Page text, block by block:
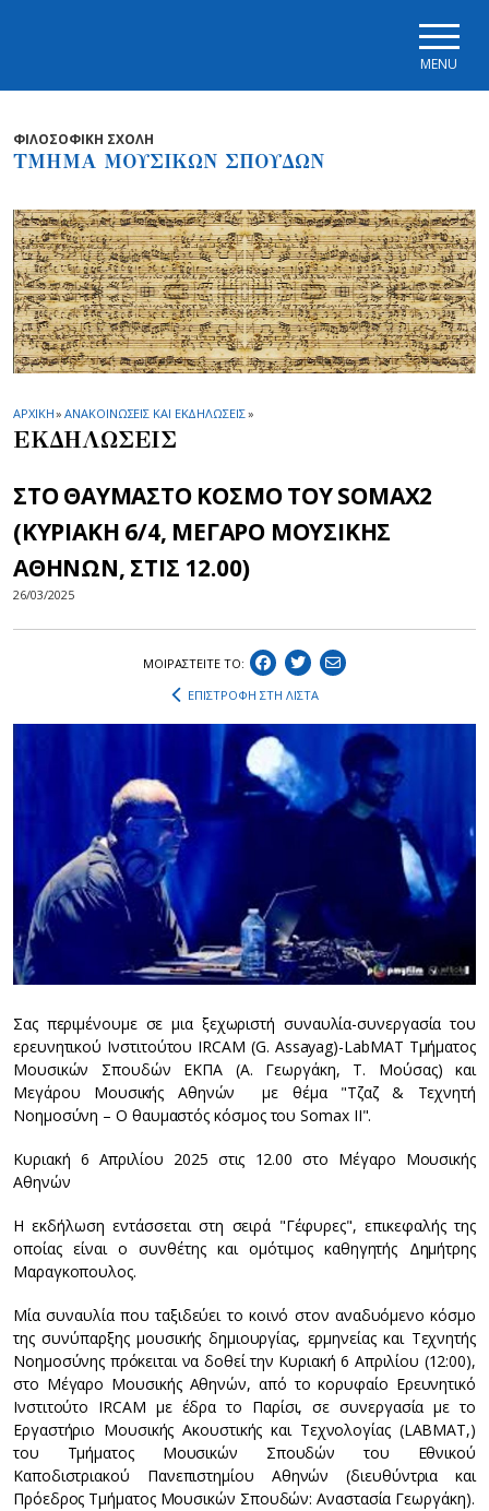
MENU
ΦΙΛΟΣΟΦΙΚΗ ΣΧΟΛΗ
ΤΜΗΜΑ ΜΟΥΣΙΚΩΝ ΣΠΟΥΔΩΝ
ΑΡΧΙΚΗ» ΑΝΑΚΟΙΝΩΣΕΙΣ ΚΑΙ ΕΚΔΗΛΩΣΕΙΣ»
ΕΚΔΗΛΩΣΕΙΣ
ΣΤΟ ΘΑΥΜΑΣΤΟ ΚΟΣΜΟ ΤΟΥ SOMAX2
(KYΡΙΑΚΗ 6/4, MΕΓΑΡΟ ΜΟΥΣΙΚΗΣ
ΑΘΗΝΩΝ, ΣΤΙΣ 12.00)
26/03/2025
ΜΟΙΡΑΣΤEIΤΕ ΤΟ:
ΕΠΙΣΤΡΟΦΗ ΣΤΗ ΛΙΣΤΑ
Σας περιμένουμε σε μια ξεχωριστή συναυλία-συνεργασία του
ερευνητικού Ινστιτούτου IRCAM (G. Assayag)-LabMAT Tμήματος
Μουσικών Σπουδών ΕΚΠΑ (A. Γεωργάκη, Τ. Μούσας) και
Μεγάρου Μουσικής Αθηνών με θέμα "Τζαζ & Τεχνητή
Νοημοσύνη – Ο θαυμαστός κόσμος του Somax ΙΙ".
Κυριακή 6 Απριλίου 2025 στις 12.00 στο Μέγαρο Μουσικής
Αθηνών
Η εκδήλωση εντάσσεται στη σειρά "Γέφυρες", επικεφαλής της
οποίας είναι ο συνθέτης και ομότιμος καθηγητής Δημήτρης
Μαραγκοπουλος.
Μία συναυλία που ταξιδεύει το κοινό στον αναδυόμενο κόσμο
της συνύπαρξης μουσικής δημιουργίας, ερμηνείας και Τεχνητής
Νοημοσύνης πρόκειται να δοθεί την Κυριακή 6 Απριλίου (12:00),
στο Μέγαρο Μουσικής Αθηνών, από το κορυφαίο Eρευνητικό
Iνστιτούτο IRCAM με έδρα το Παρίσι, σε συνεργασία με το
Εργαστήριο Μουσικής Ακουστικής και Τεχνολογίας (LABMAT,)
του Τμήματος Μουσικών Σπουδών του Εθνικού
Καποδιστριακού Πανεπιστημίου Αθηνών (διευθύντρια και
Πρόεδρος Τμήματος Μουσικών Σπουδών: Αναστασία Γεωργάκη).